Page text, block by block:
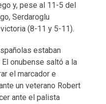
y, pese al 11-5 del
Serdaroglu
(8-11 y 5-11).
estaban
onubense saltó a la
el marcador e
un veterano Robert
ante el palista